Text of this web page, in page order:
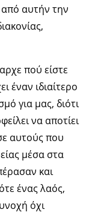
αυτήν την
πού είστε
έναν ιδιαίτερο
για μας, διότι
να αποτίει
αυτούς που
μέσα στα
και
ένας λαός,
όχι